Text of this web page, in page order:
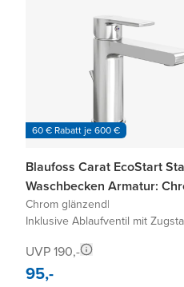
60 € Rabatt je 600 €
Blaufoss Carat EcoStart
Waschbecken Armatur:
Chrom glänzend|
Inklusive Ablaufventil mit
UVP 190,-
95,-